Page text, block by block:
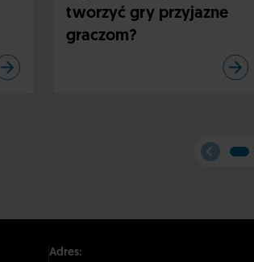
tworzyć gry przyjazne
graczom?
Adres: